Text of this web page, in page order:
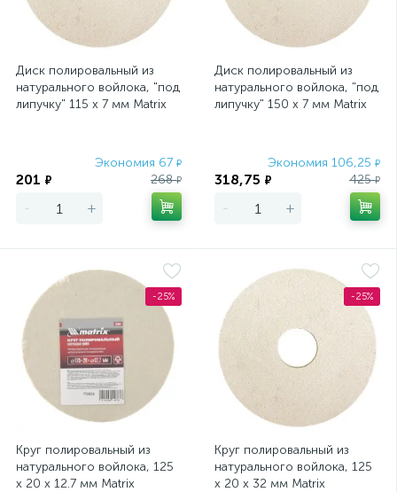
Диск полировальный из
натурального войлока, "под
липучку" 115 х 7 мм Matrix
Экономия 67 ₽
201 ₽ 268₽
- +
Диск полировальный из
натурального войлока, "под
липучку" 150 х 7 мм Matrix
Экономия 106,25 ₽
318,75 ₽ 425₽
- +
-25%
Круг полировальный из
натурального войлока, 125
х 20 х 12.7 мм Matrix
-25%
Круг полировальный из
натурального войлока, 125
х 20 х 32 мм Matrix